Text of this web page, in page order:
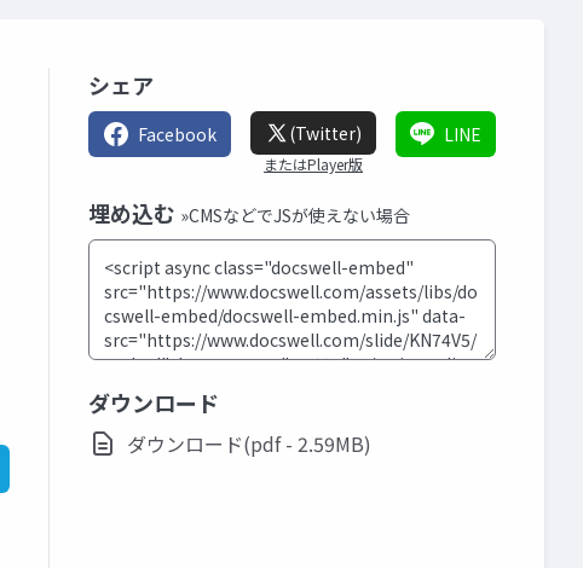
シェア
Facebook (Twitter)
またはPlayer版
LINE
埋め込む »CMSなどでJSが使えない場合
ダウンロード
ダウンロード(pdf - 2.59MB)